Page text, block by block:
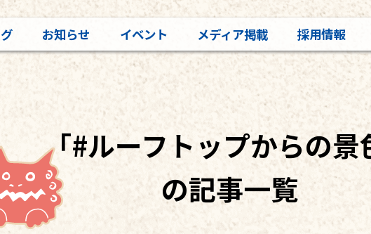
お知らせ イベント メディア掲載 採用情報
「#ルーフトップからの景
の記事一覧